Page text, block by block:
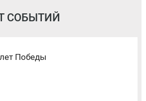
СОБЫТИЙ
Победы